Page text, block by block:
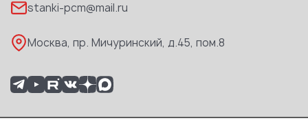
stanki-pcm@mail.ru
Москва, пр. Мичуринский, д.45, пом.8
Каталог PDF